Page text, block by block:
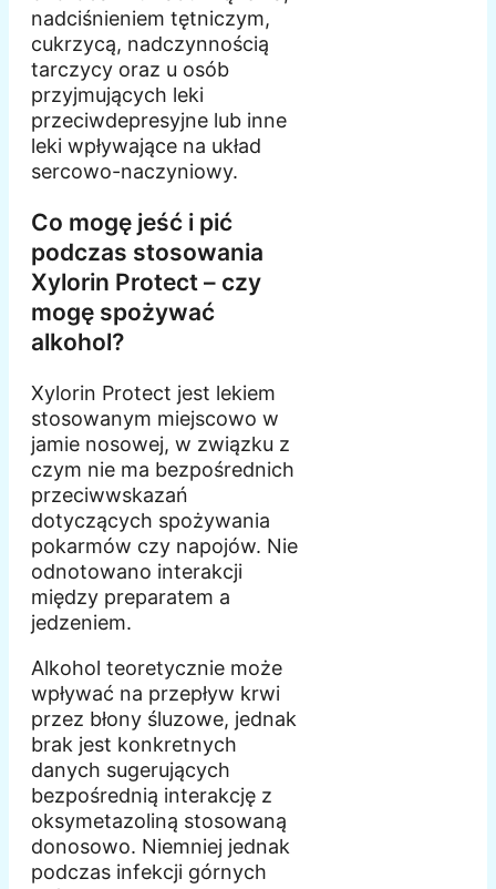
nadciśnieniem tętniczym,
cukrzycą, nadczynnością
tarczycy oraz u osób
przyjmujących leki
przeciwdepresyjne lub inne
leki wpływające na układ
sercowo-naczyniowy.
Co mogę jeść i pić
podczas stosowania
Xylorin Protect – czy
mogę spożywać
alkohol?
Xylorin Protect jest lekiem
stosowanym miejscowo w
jamie nosowej, w związku z
czym nie ma bezpośrednich
przeciwwskazań
dotyczących spożywania
pokarmów czy napojów. Nie
odnotowano interakcji
między preparatem a
jedzeniem.
Alkohol teoretycznie może
wpływać na przepływ krwi
przez błony śluzowe, jednak
brak jest konkretnych
danych sugerujących
bezpośrednią interakcję z
oksymetazoliną stosowaną
donosowo. Niemniej jednak
podczas infekcji górnych